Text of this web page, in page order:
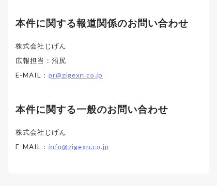
本件に関する報道関係のお問い合わせ
株式会社じげん
広報担当：沼尻
E-MAIL： pr@zigexn.co.jp
本件に関する一般のお問い合わせ
株式会社じげん
E-MAIL： info@zigexn.co.jp